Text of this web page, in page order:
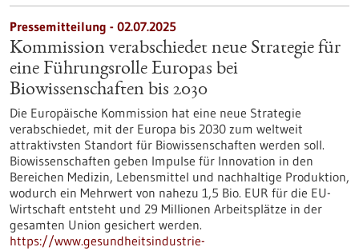
Pressemitteilung - 02.07.2025
Kommission verabschiedet neue Strategie für
eine Führungsrolle Europas bei
Biowissenschaften bis 2030
Die Europäische Kommission hat eine neue Strategie
verabschiedet, mit der Europa bis 2030 zum weltweit
attraktivsten Standort für Biowissenschaften werden soll.
Biowissenschaften geben Impulse für Innovation in den
Bereichen Medizin, Lebensmittel und nachhaltige Produktion,
wodurch ein Mehrwert von nahezu 1,5 Bio. EUR für die EU-
Wirtschaft entsteht und 29 Millionen Arbeitsplätze in der
gesamten Union gesichert werden.
https://www.gesundheitsindustrie-